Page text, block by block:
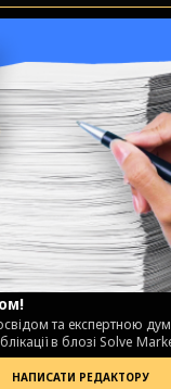
та експертною
в блозі Solve
НАПИСАТИ РЕДАКТОРУ